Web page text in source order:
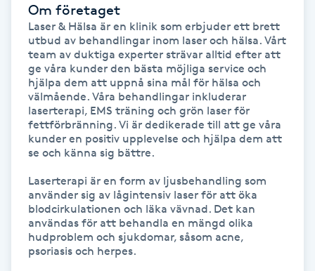
Gruppträning
Gua Sha-massage
Hatha Yoga
Headspa
Healing
Herrklippning
Om företaget
Laser & Hälsa är en klinik som erbjuder ett brett
utbud av behandlingar inom laser och hälsa. Vårt
team av duktiga experter strävar alltid efter att
ge våra kunder den bästa möjliga service och
hjälpa dem att uppnå sina mål för hälsa och
välmående. Våra behandlingar inkluderar
laserterapi, EMS träning och grön laser för
fettförbränning. Vi är dedikerade till att ge våra
kunder en positiv upplevelse och hjälpa dem att
se och känna sig bättre.
Laserterapi är en form av ljusbehandling som
använder sig av lågintensiv laser för att öka
blodcirkulationen och läka vävnad. Det kan
användas för att behandla en mängd olika
hudproblem och sjukdomar, såsom acne,
psoriasis och herpes.